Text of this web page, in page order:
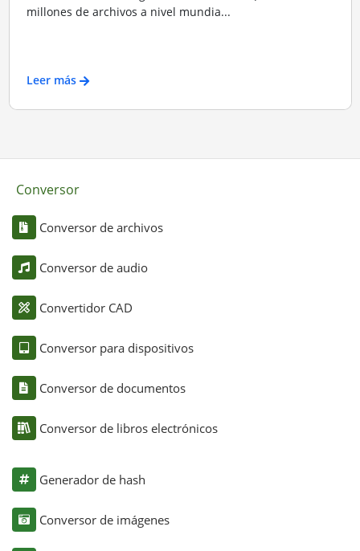
millones de archivos a nivel mundia...
Leer más
Conversor
Conversor de archivos
Conversor de audio
Convertidor CAD
Conversor para dispositivos
Conversor de documentos
Conversor de libros electrónicos
Generador de hash
Conversor de imágenes